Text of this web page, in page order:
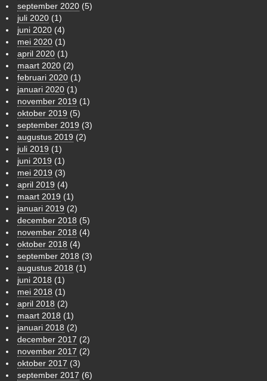
september 2020 (5)
juli 2020 (1)
juni 2020 (4)
mei 2020 (1)
april 2020 (1)
maart 2020 (2)
februari 2020 (1)
januari 2020 (1)
november 2019 (1)
oktober 2019 (5)
september 2019 (3)
augustus 2019 (2)
juli 2019 (1)
juni 2019 (1)
mei 2019 (3)
april 2019 (4)
maart 2019 (1)
januari 2019 (2)
december 2018 (5)
november 2018 (4)
oktober 2018 (4)
september 2018 (3)
augustus 2018 (1)
juni 2018 (1)
mei 2018 (1)
april 2018 (2)
maart 2018 (1)
januari 2018 (2)
december 2017 (2)
november 2017 (2)
oktober 2017 (3)
september 2017 (6)